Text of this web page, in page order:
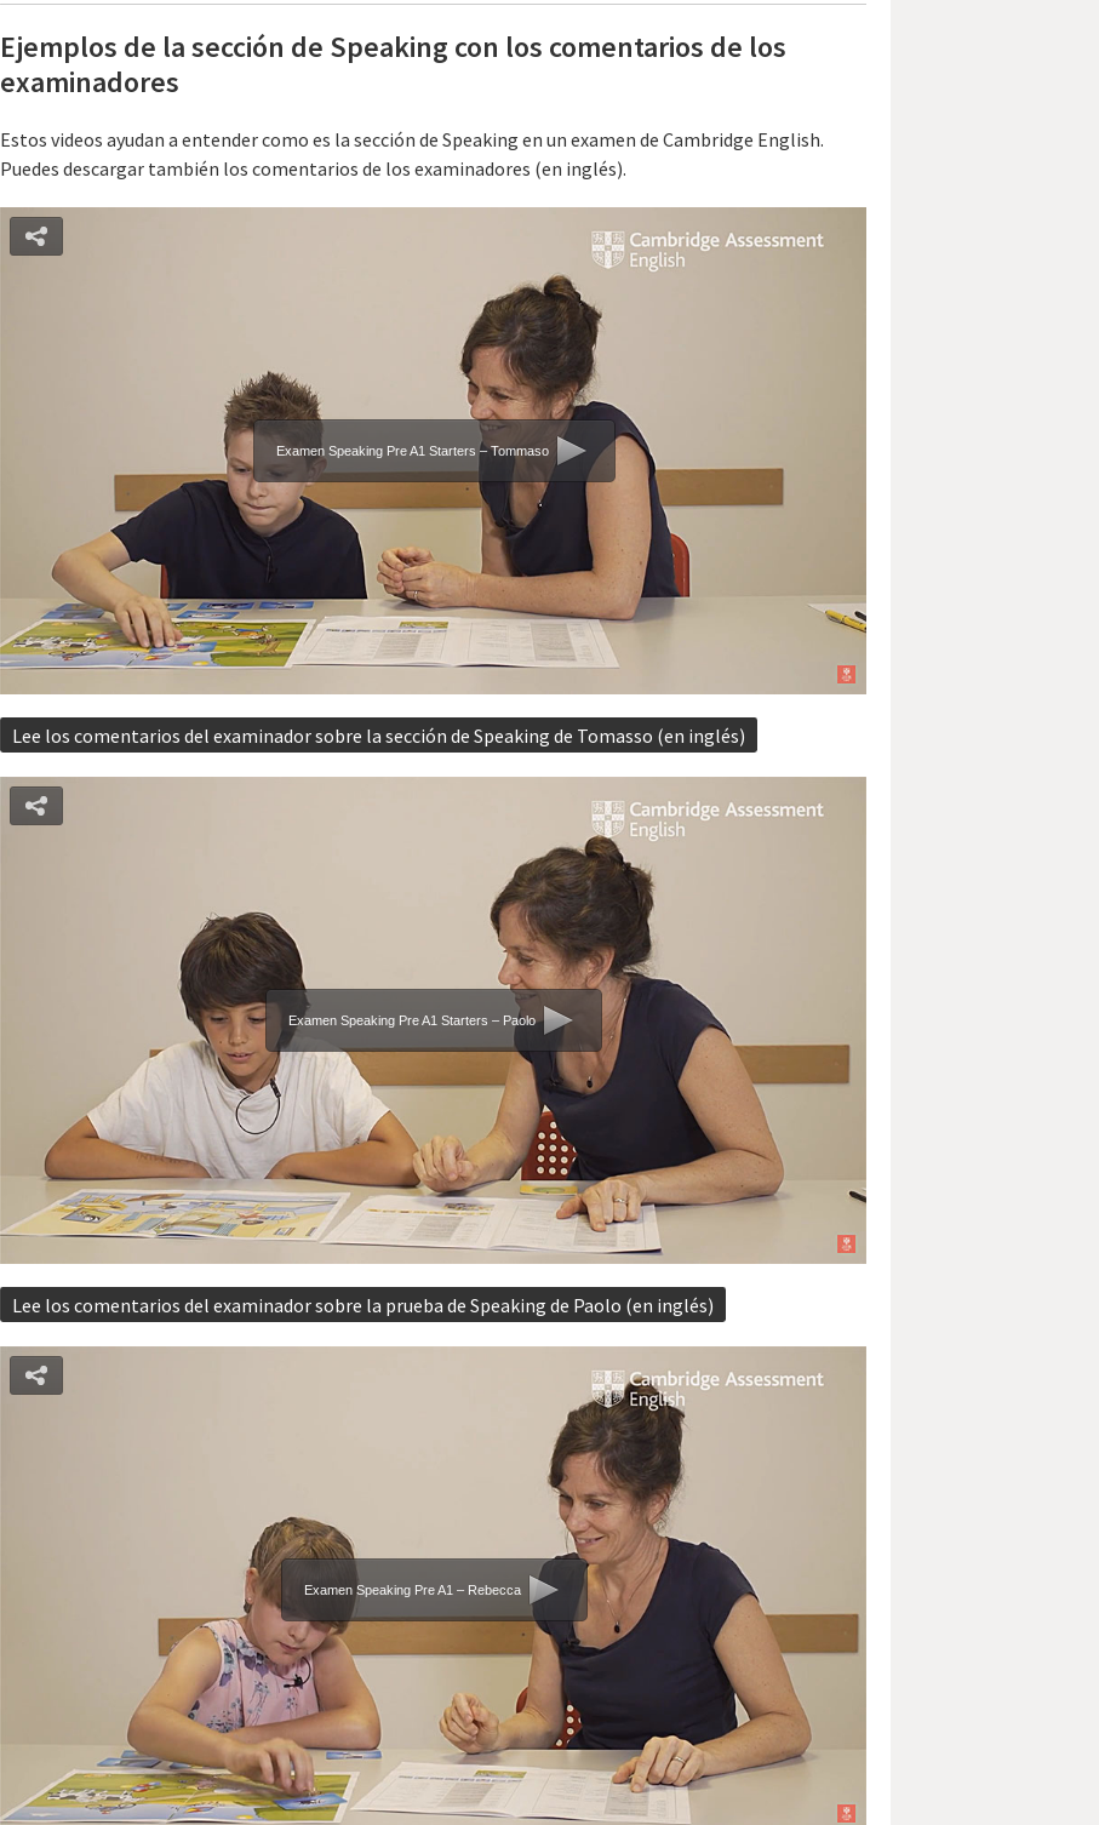
Ejemplos de la sección de Speaking con los comentarios de los
examinadores
Estos videos ayudan a entender como es la sección de Speaking en un examen de Cambridge English.
Puedes descargar también los comentarios de los examinadores (en inglés).
Examen Speaking Pre A1 Starters – Tommaso
Lee los comentarios del examinador sobre la sección de Speaking de Tomasso (en inglés)
Examen Speaking Pre A1 Starters – Paolo
Lee los comentarios del examinador sobre la prueba de Speaking de Paolo (en inglés)
Examen Speaking Pre A1 – Rebecca